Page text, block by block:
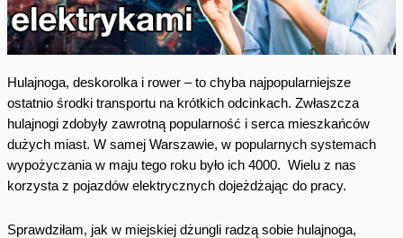
Hulajnoga, deskorolka i rower – to chyba najpopularniejsze
ostatnio środki transportu na krótkich odcinkach. Zwłaszcza
hulajnogi zdobyły zawrotną popularność i serca mieszkańców
dużych miast. W samej Warszawie, w popularnych systemach
wypożyczania w maju tego roku było ich 4000. Wielu z nas
korzysta z pojazdów elektrycznych dojeżdżając do pracy.
Sprawdziłam, jak w miejskiej dżungli radzą sobie hulajnoga,